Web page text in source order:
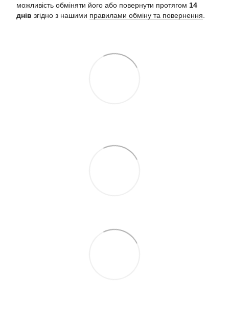
можливість обміняти його або повернути протягом 14
днів згідно з нашими правилами обміну та повернення.